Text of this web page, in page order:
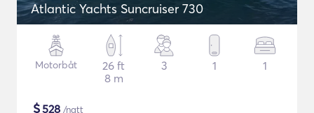
Atlantic Yachts Suncruiser 730
Motorbåt
26 ft
8 m
3 1 1
$528 /natt